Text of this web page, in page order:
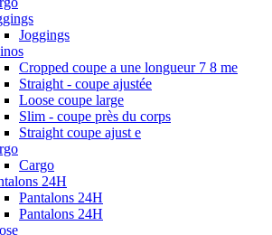
Joggings
Cropped coupe a une longueur 7 8 me
Straight - coupe ajustée
Loose coupe large
Slim - coupe près du corps
Straight coupe ajust e
Cargo
24H
Pantalons 24H
Pantalons 24H